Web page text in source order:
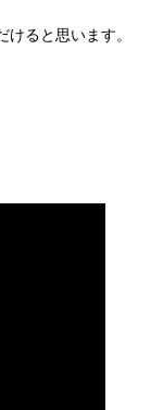
ると思います。